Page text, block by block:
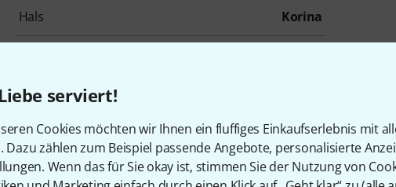
serviert!
Cookies möchten wir Ihnen ein fluffiges Einkaufserlebnis mit
Dazu zählen zum Beispiel passende Angebote, personalisierte
Wenn das für Sie okay ist, stimmen Sie der Nutzung von
Hals Korina
Inkl. Gigbag